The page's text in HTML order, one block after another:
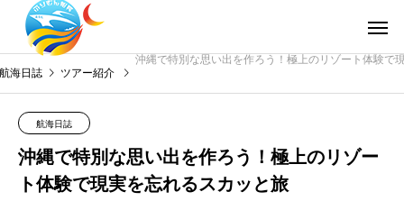
海日誌 ツアー紹介
沖縄で特別な思い出を作ろう！極上のリゾート体験で
航海日誌
沖縄で特別な思い出を作ろう！極上のリゾー
ト体験で現実を忘れるスカッと旅
サービスメニュ